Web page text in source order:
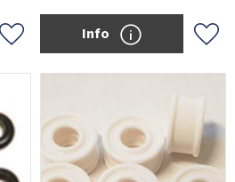
Add to favorites Add
Info